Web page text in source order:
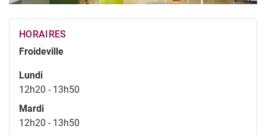
HORAIRES
Froideville
Lundi
12h20 - 13h50
Mardi
12h20 - 13h50